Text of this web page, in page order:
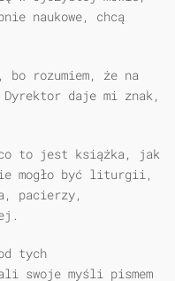
naukowe, chcą
bo rozumiem, że na
daje mi znak,
co to jest książka, jak
mogło być liturgii,
pacierzy,
tych
swoje myśli pismem